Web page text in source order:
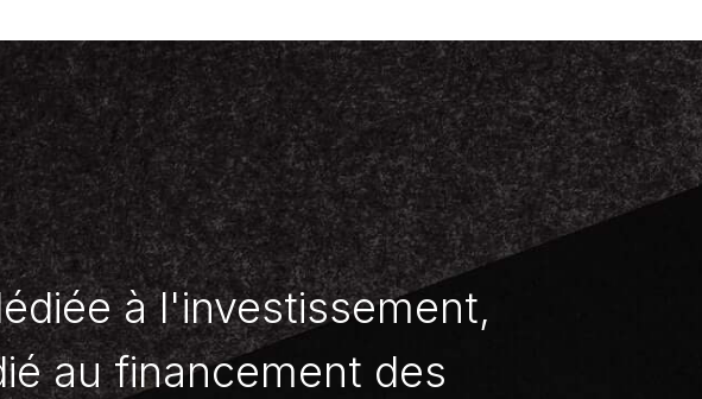
à l'investissement,
au financement des